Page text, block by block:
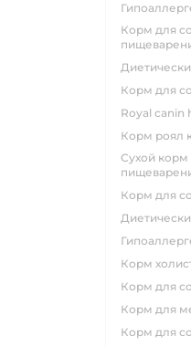
корм для собак с чувствительным
корм для
royal canin
корм роял
сухой корм для чувствительного
корм для
корм
корм для
корм для
корм для